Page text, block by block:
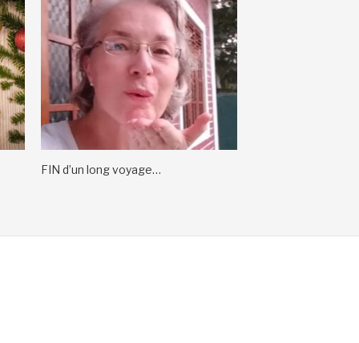
FIN d’un long voyage…